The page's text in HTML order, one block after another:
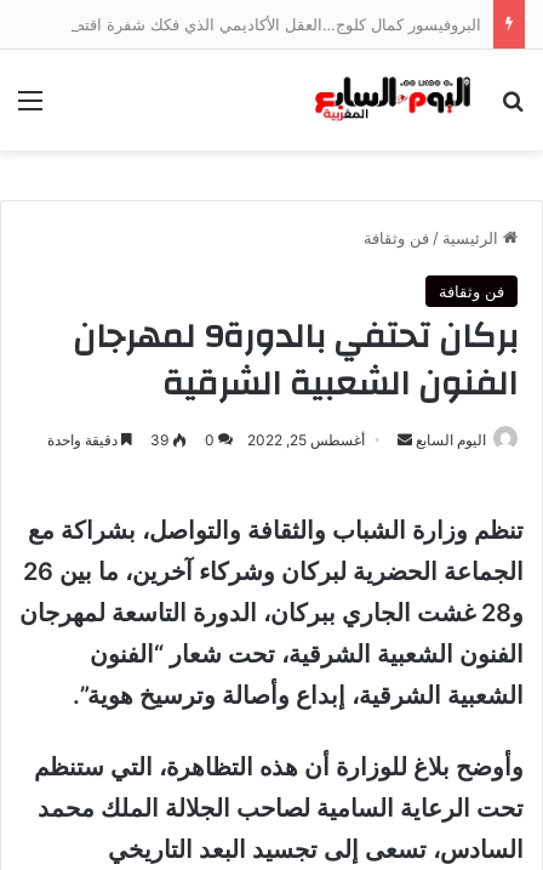
بحث عن
الرئيسية / فن وثقافة
فن وثقافة
بركان تحتفي بالدورة9 لمهرجان
الفنون الشعبية الشرقية
اليوم السابع
أرسل أغسطس 25, 2022 0
39 دقيقة واحدة
تنظم وزارة الشباب والثقافة والتواصل، بشراكة مع
الجماعة الحضرية لبركان وشركاء آخرين، ما بين 26
و28 غشت الجاري ببركان، الدورة التاسعة لمهرجان
الفنون الشعبية الشرقية، تحت شعار “الفنون
الشعبية الشرقية، إبداع وأصالة وترسيخ هوية”.
وأوضح بلاغ للوزارة أن هذه التظاهرة، التي ستنظم
تحت الرعاية السامية لصاحب الجلالة الملك محمد
السادس، تسعى إلى تجسيد البعد التاريخي